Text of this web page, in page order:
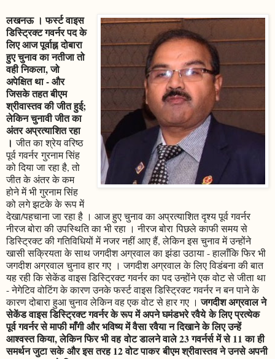
लखनऊ । फर्स्ट वाइस
डिस्ट्रिक्ट गवर्नर पद के
लिए आज पूर्वाह्न दोबारा
हुए चुनाव का नतीजा तो
वही निकला, जो
अपेक्षित था - और
जिसके तहत बीएम
श्रीवास्तव की जीत हुई;
लेकिन चुनावी जीत का
अंतर अप्रत्याशित रहा
। जीत का श्रेय वरिष्ठ
पूर्व गवर्नर गुरनाम सिंह
को दिया जा रहा है, तो
जीत के अंतर के कम
होने में भी गुरनाम सिंह
को लगे झटके के रूप में
देखा/पहचाना जा रहा है । आज हुए चुनाव का अप्रत्याशित दृश्य पूर्व गवर्नर
नीरज बोरा की उपस्थिति का भी रहा । नीरज बोरा पिछले काफी समय से
डिस्ट्रिक्ट की गतिविधियों में नजर नहीं आए हैं, लेकिन इस चुनाव में उन्होंने
खासी सक्रियता के साथ जगदीश अग्रवाल का झंडा उठाया - हालाँकि फिर भी
जगदीश अग्रवाल चुनाव हार गए । जगदीश अग्रवाल के लिए विडंबना की बात
यह रही कि सेकेंड वाइस डिस्ट्रिक्ट गवर्नर का पद उन्होंने एक वोट से जीता था
- नेगेटिव वोटिंग के कारण उनके फर्स्ट वाइस डिस्ट्रिक्ट गवर्नर न बन पाने के
कारण दोबारा हुआ चुनाव लेकिन वह एक वोट से हार गए ।जगदीश अग्रवाल ने
सेकेंड वाइस डिस्ट्रिक्ट गवर्नर के रूप में अपने घमंडभरे रवैये के लिए प्रत्येक
पूर्व गवर्नर से माफी माँगी और भविष्य में वैसा रवैया न दिखाने के लिए उन्हें
आश्वस्त किया, लेकिन फिर भी वह वोट डालने वाले 23 गवर्नर्स में से 11 का ही
समर्थन जुटा सके और इस तरह 12 वोट पाकर बीएम श्रीवास्तव ने उनसे अपनी